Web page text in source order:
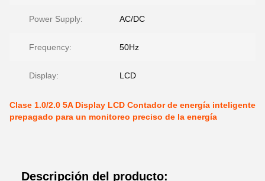
Power Supply: AC/DC
Frequency: 50Hz
Display: LCD
Clase 1.0/2.0 5A Display LCD Contador de energía inteligente
prepagado para un monitoreo preciso de la energía
Descripción del producto: